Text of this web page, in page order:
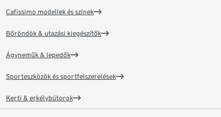
Cafissimo modellek és színek
Bőröndök & utazási kiegészítők
Ágyneműk & lepedők
Sporteszközök és sportfelszerelések
Kerti & erkélybútorok